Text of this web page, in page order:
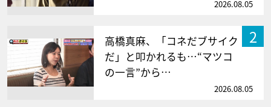
2026.08.05
2
高橋真麻、「コネだブサイク
だ」と叩かれるも…“マツコ
の一言”から…
2026.08.05